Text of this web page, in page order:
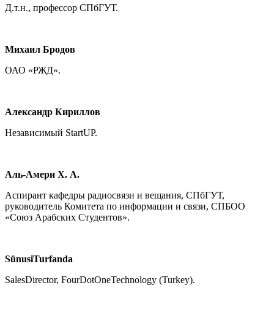
Д.т.н., профессор СПбГУТ.
Михаил Бродов
ОАО «РЖД».
Александр Кириллов
Независимый StartUP.
Аль-Амери Х. А.
Аспирант кафедры радиосвязи и вещания, СПбГУТ,
руководитель Комитета по информации и связи, СПБОО
«Союз Арабских Студентов».
SünusiTurfanda
SalesDirector, FourDotOneTechnology (Turkey).